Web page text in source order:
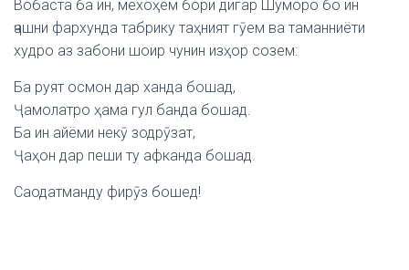
Вобаста ба ин, мехоҳем бори дигар Шуморо бо ин
ҷашни фархунда табрику таҳният гӯем ва таманниёти
худро аз забони шоир чунин изҳор созем:
Ба руят осмон дар ханда бошад,
Ҷамолатро ҳама гул банда бошад.
Ба ин айёми некӯ зодрӯзат,
Ҷаҳон дар пеши ту афканда бошад.
Саодатманду фирӯз бошед!